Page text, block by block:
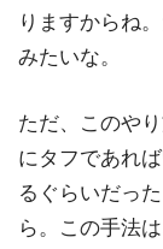
りますからね
みたいな。
ただ、このや
にタフであれ
るぐらいだっ
ら。この手法